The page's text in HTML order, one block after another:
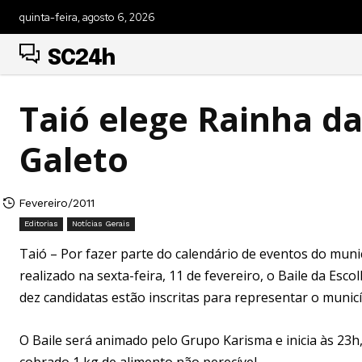
quinta-feira, agosto 6, 2026
SC24h
Taió elege Rainha
Galeto
Fevereiro/2011
Editorias Notícias Gerais
Taió – Por fazer parte do calendário de eventos do
realizado na sexta-feira, 11 de fevereiro, o Baile da
dez candidatas estão inscritas para representar o
O Baile será animado pelo Grupo Karisma e inicia às